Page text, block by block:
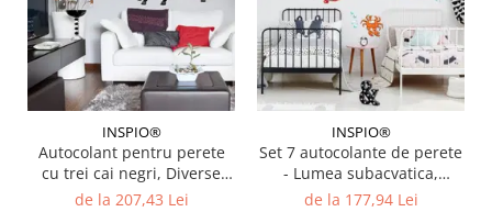
INSPIO®
Autocolant pentru perete
cu trei cai negri, Diverse
marimi
de la 207,43 Lei
INSPIO®
Set 7 autocolante de perete
- Lumea subacvatica,
Diverse Marimi
de la 177,94 Lei